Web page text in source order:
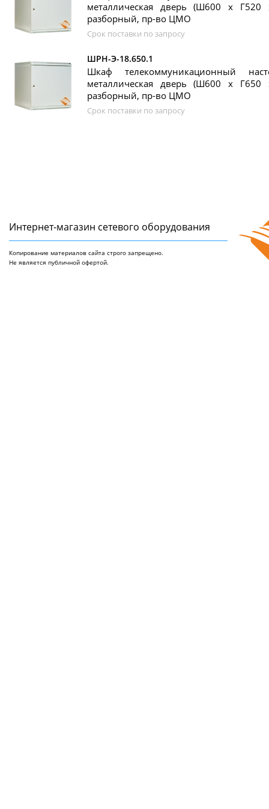
металлическая дверь (Ш600 х
разборный, пр-во ЦМО
Срок поставки по запросу
ШРН-Э-18.650.1
Шкаф телекоммуникационный
металлическая дверь (Ш600 х
разборный, пр-во ЦМО
Срок поставки по запросу
Интернет-магазин сетeвого оборудования
Копирование материалов сайта строго запрещено.
Не является публичной офертой.